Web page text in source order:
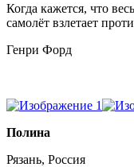
Когда кажется, что
самолёт взлетает
Генри Форд
Полина
Рязань, Россия